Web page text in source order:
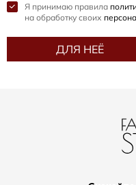
Я принимаю правила
на обработку своих
ДЛЯ НЕЁ